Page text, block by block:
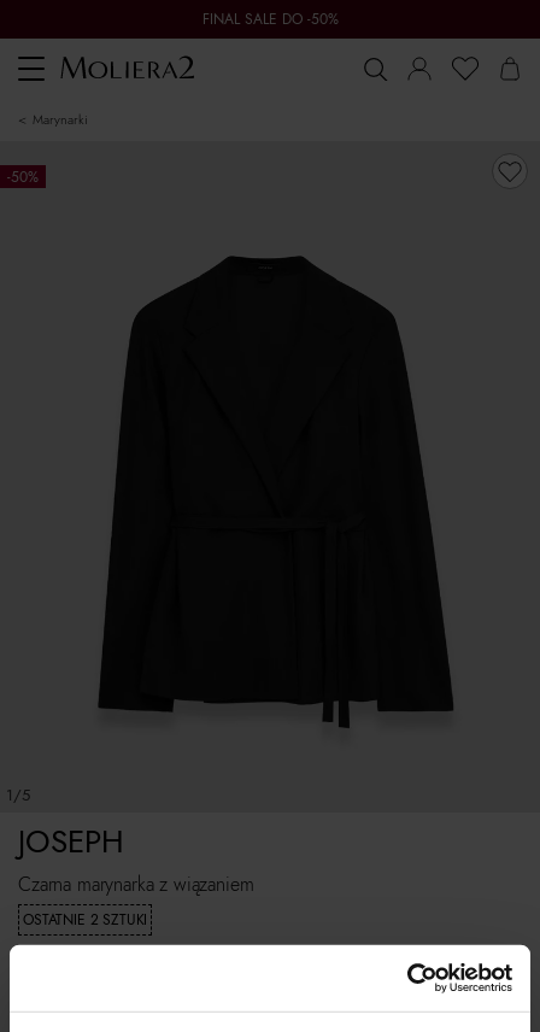
FINAL SALE DO -50%
Toggle
navigation
marynarki
-50%
1/5
Czarna marynarka z wiązaniem
OSTATNIE 2 SZTUKI
JOSEPH
Najniższa cena z 30 dni przed obniżką:2 699zł